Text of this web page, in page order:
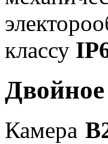
классу
Камера